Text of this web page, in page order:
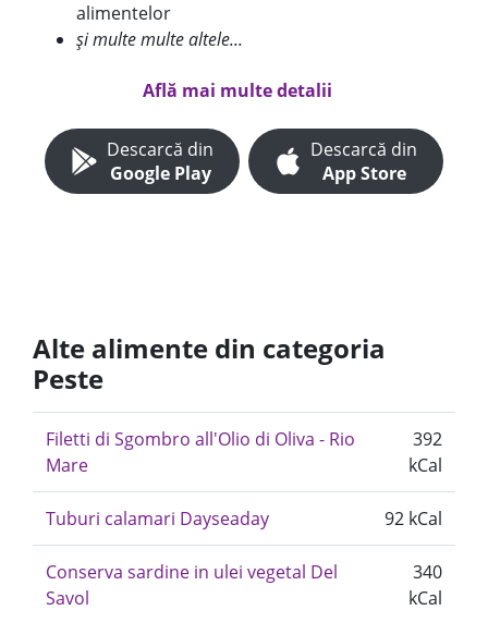
alimentelor
și multe multe altele...
Află mai multe detalii
Descarcă din
Google Play
Descarcă din
App Store
Alte alimente din categoria
Peste
Filetti di Sgombro all'Olio di Oliva - Rio
Mare
392
kCal
Tuburi calamari Dayseaday 92 kCal
Conserva sardine in ulei vegetal Del
Savol
340
kCal